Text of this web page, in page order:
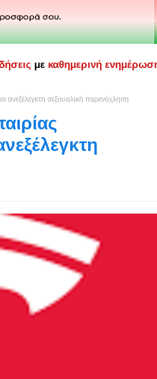
με καθημερινή
ανεξέλεγκτη σεξουαλική παρενόχληση